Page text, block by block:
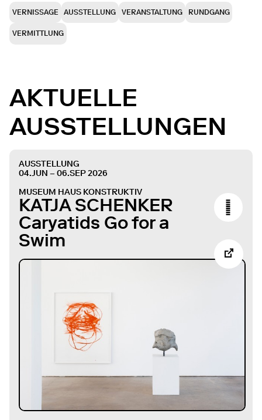
VERNISSAGE AUSSTELLUNG VERANSTALTUNG RUNDGANG
VERMITTLUNG
AKTUELLE
AUSSTELLUNGEN
AUSSTELLUNG
04.JUN – 06.SEP 2026
MUSEUM HAUS KONSTRUKTIV
KATJA SCHENKER
Caryatids Go for a
Swim